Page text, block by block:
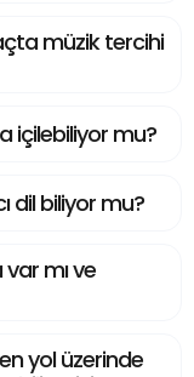
müzik tercihi
içilebiliyor mu?
dil biliyor mu?
mı ve
yol üzerinde